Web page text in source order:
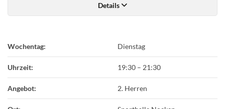
Details
Wochentag: Dienstag
Uhrzeit: 19:30 – 21:30
Angebot: 2. Herren